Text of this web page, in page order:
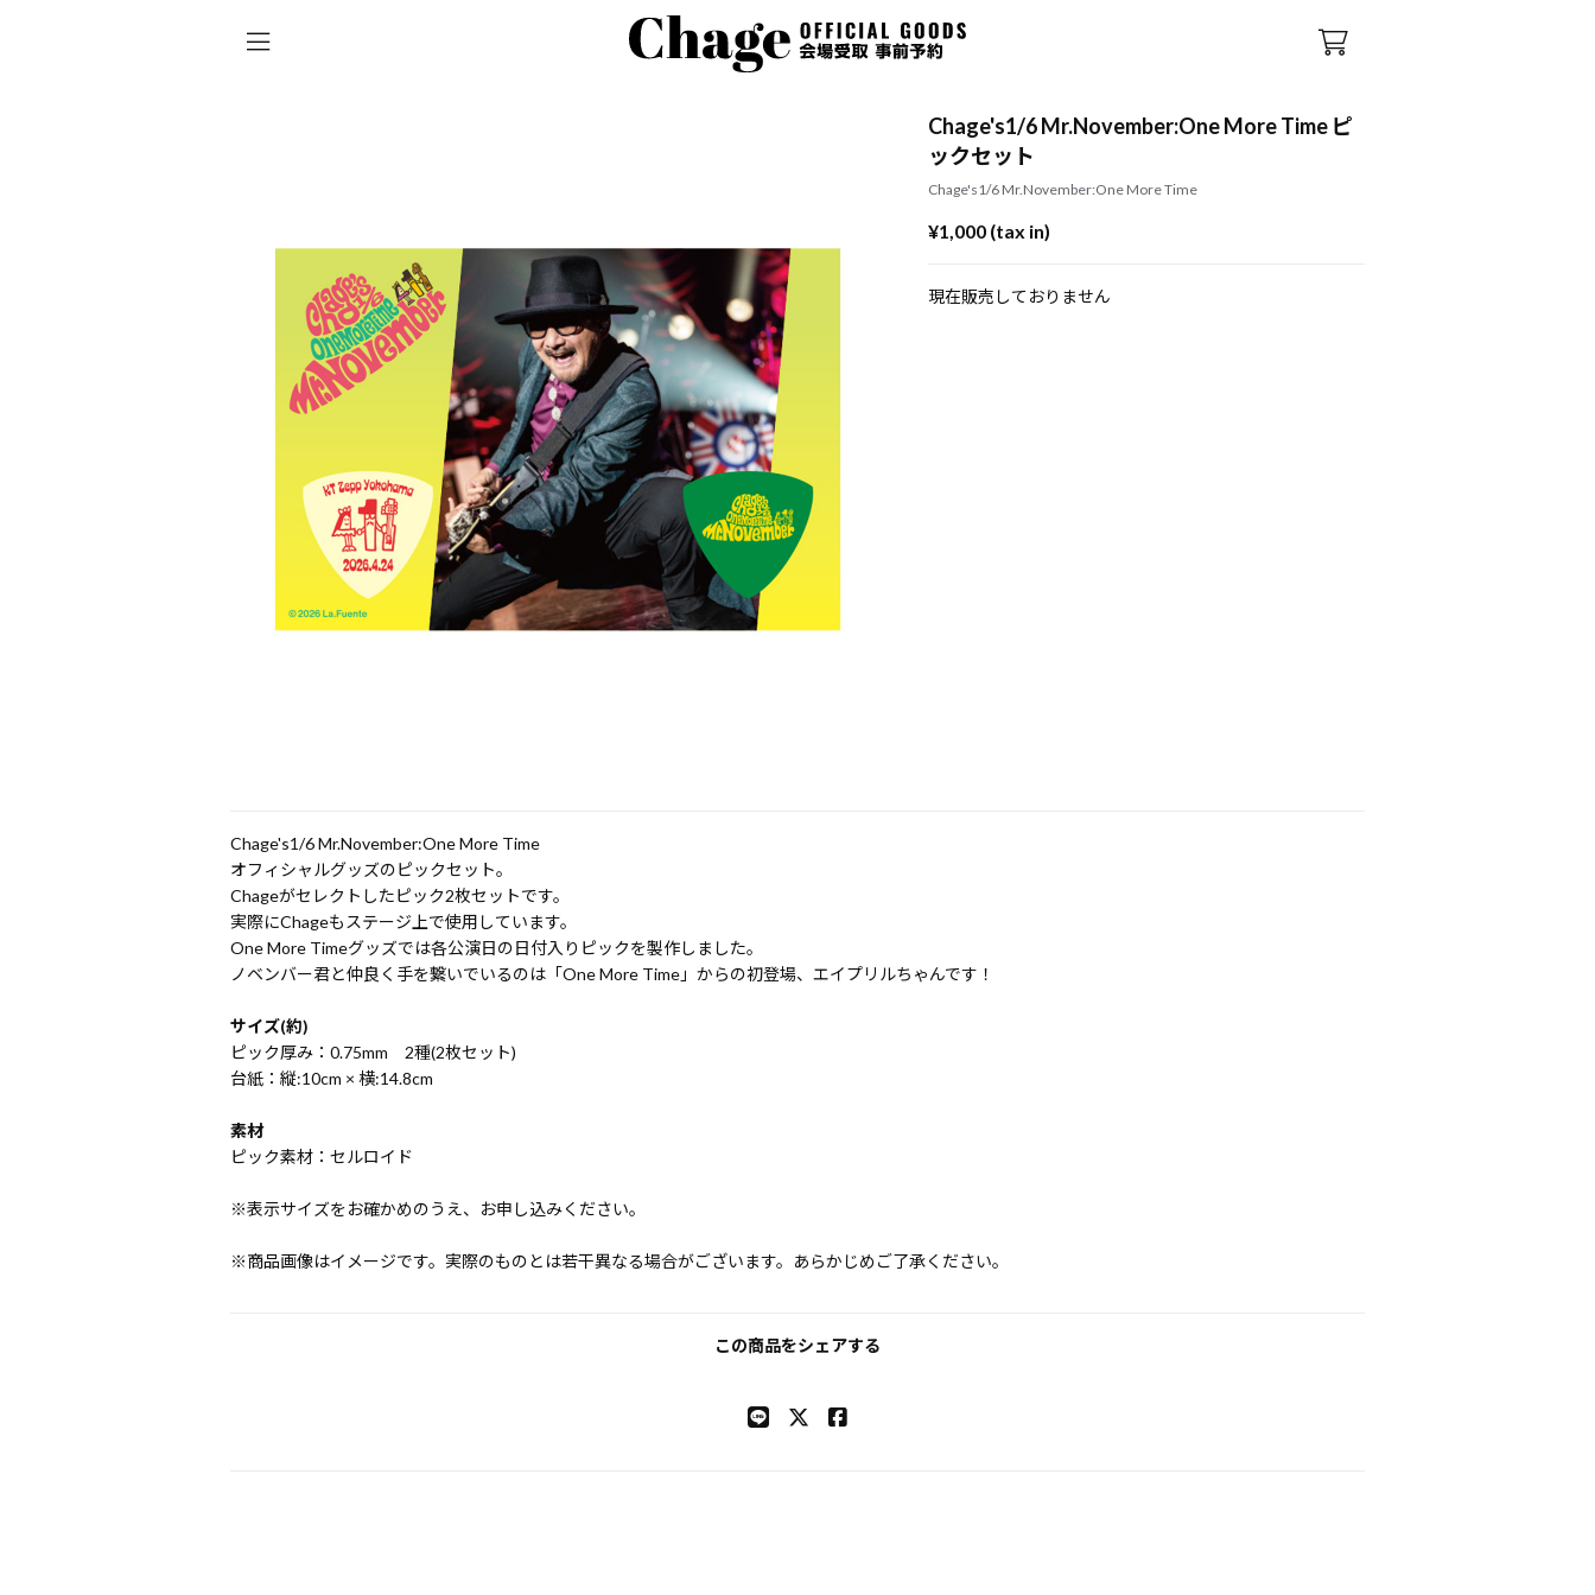
Chage's1/6 Mr.November:One More Time ピ
ックセット
Chage's1/6 Mr.November:One More Time
¥1,000 (tax in)
現在販売しておりません
Chage's1/6 Mr.November:One More Time
オフィシャルグッズのピックセット。
Chageがセレクトしたピック2枚セットです。
実際にChageもステージ上で使用しています。
One More Timeグッズでは各公演日の日付入りピックを製作しました。
ノベンバー君と仲良く手を繋いでいるのは「One More Time」からの初登場、エイプリルちゃんです！
サイズ(約)
ピック厚み：0.75mm 2種(2枚セット)
台紙：縦:10cm × 横:14.8cm
素材
ピック素材：セルロイド
※表示サイズをお確かめのうえ、お申し込みください。
※商品画像はイメージです。実際のものとは若干異なる場合がございます。あらかじめご了承ください。
この商品をシェアする